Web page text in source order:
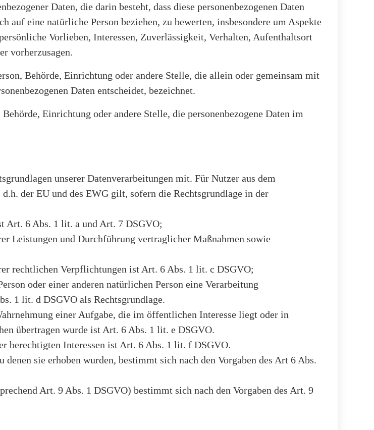
Daten, die darin besteht, dass diese personenbezogenen Daten
auf eine natürliche Person beziehen, zu bewerten, insbesondere um Aspekte
Vorlieben, Interessen, Zuverlässigkeit, Verhalten, Aufenthaltsort
vorherzusagen.
Behörde, Einrichtung oder andere Stelle, die allein oder gemeinsam mit
Daten entscheidet, bezeichnet.
Einrichtung oder andere Stelle, die personenbezogene Daten im
unserer Datenverarbeitungen mit. Für Nutzer aus dem
der EU und des EWG gilt, sofern die Rechtsgrundlage in der
Art. 6 Abs. 1 lit. a und Art. 7 DSGVO;
Leistungen und Durchführung vertraglicher Maßnahmen sowie
rechtlichen Verpflichtungen ist Art. 6 Abs. 1 lit. c DSGVO;
oder einer anderen natürlichen Person eine Verarbeitung
1 lit. d DSGVO als Rechtsgrundlage.
einer Aufgabe, die im öffentlichen Interesse liegt oder in
übertragen wurde ist Art. 6 Abs. 1 lit. e DSGVO.
berechtigten Interessen ist Art. 6 Abs. 1 lit. f DSGVO.
sie erhoben wurden, bestimmt sich nach den Vorgaben des Art 6 Abs.
Art. 9 Abs. 1 DSGVO) bestimmt sich nach den Vorgaben des Art. 9